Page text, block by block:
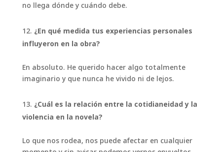
no llega dónde y cuándo debe.
¿En qué medida tus experiencias personales
influyeron en la obra?
En absoluto. He querido hacer algo totalmente
imaginario y que nunca he vivido ni de lejos.
¿Cuál es la relación entre la cotidianeidad y la
violencia en la novela?
Lo que nos rodea, nos puede afectar en cualquier